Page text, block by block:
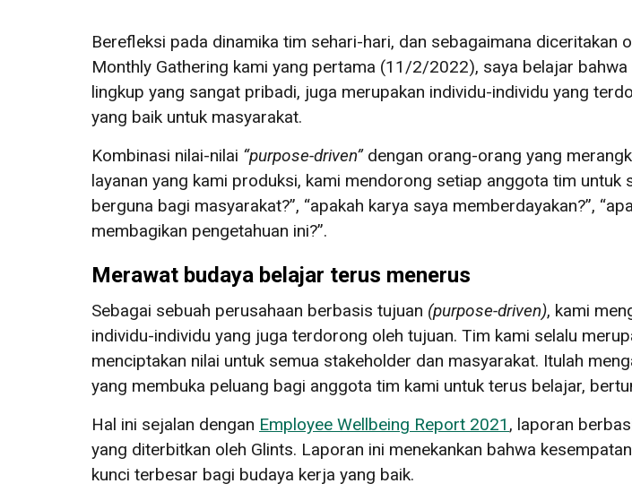
Berefleksi pada dinamika tim sehari-hari, dan sebagaimana
Monthly Gathering kami yang pertama (11/2/2022), saya belajar
lingkup yang sangat pribadi, juga merupakan individu-individu yang
yang baik untuk masyarakat.
Kombinasi nilai-nilai “purpose-driven”dengan orang-orang yang
layanan yang kami produksi, kami mendorong setiap anggota tim
berguna bagi masyarakat?”, “apakah karya saya memberdayakan?”,
membagikan pengetahuan ini?”.
Merawat budaya belajar terus menerus
Sebagai sebuah perusahaan berbasis tujuan (purpose-driven), kami
individu-individu yang juga terdorong oleh tujuan. Tim kami selalu
menciptakan nilai untuk semua stakeholder dan masyarakat. Itulah
yang membuka peluang bagi anggota tim kami untuk terus belajar,
Hal ini sejalan dengan Employee Wellbeing Report 2021 , laporan
yang diterbitkan oleh Glints. Laporan ini menekankan bahwa
kunci terbesar bagi budaya kerja yang baik.